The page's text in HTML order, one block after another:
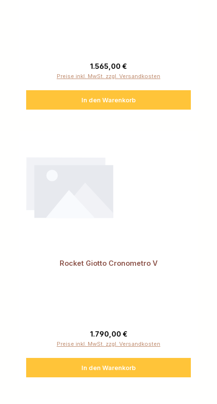
Regulärer Preis:
1.565,00 €
Preise inkl. MwSt. zzgl. Versandkosten
In den Warenkorb
Rocket Giotto Cronometro V
Regulärer Preis:
1.790,00 €
Preise inkl. MwSt. zzgl. Versandkosten
In den Warenkorb